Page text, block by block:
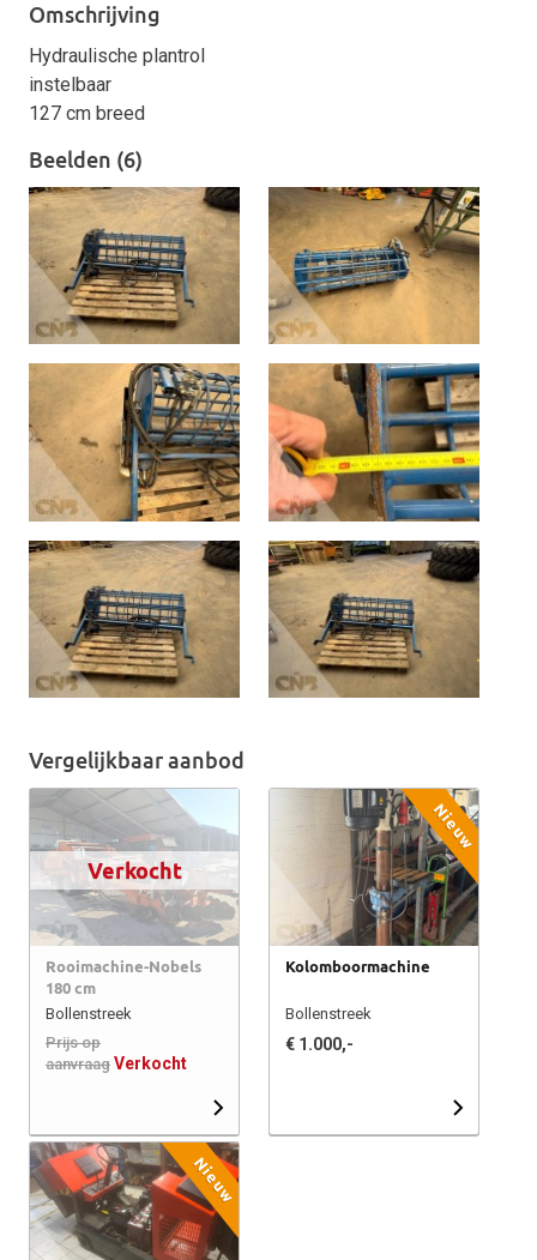
Omschrijving
Hydraulische plantrol
instelbaar
127 cm breed
Beelden (6)
Vergelijkbaar aanbod
Verkocht
Rooimachine-Nobels
180 cm
Bollenstreek
Prijs op
aanvraag Verkocht
Nieuw
Kolomboormachine
Bollenstreek
€ 1.000,-
Nieuw